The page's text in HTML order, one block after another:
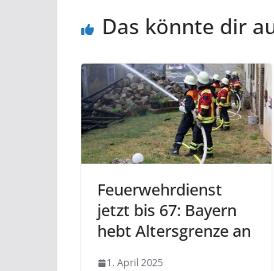
Das könnte dir
Feuerwehrdienst
jetzt bis 67: Bayern
hebt Altersgrenze an
1. April 2025